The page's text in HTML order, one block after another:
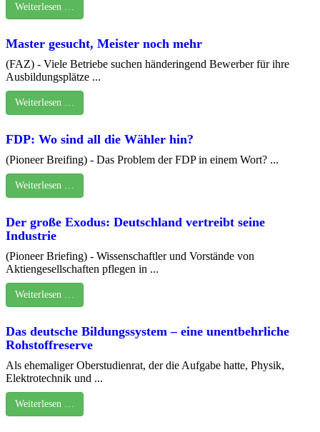
Weiterlesen …
Master gesucht, Meister noch mehr
(FAZ) - Viele Betriebe suchen händeringend Bewerber für ihre
Ausbildungsplätze ...
Weiterlesen …
FDP: Wo sind all die Wähler hin?
(Pioneer Breifing) - Das Problem der FDP in einem Wort? ...
Weiterlesen …
Der große Exodus: Deutschland vertreibt seine
Industrie
(Pioneer Briefing) - Wissenschaftler und Vorstände von
Aktiengesellschaften pflegen in ...
Weiterlesen …
Das deutsche Bildungssystem – eine unentbehrliche
Rohstoffreserve
Als ehemaliger Oberstudienrat, der die Aufgabe hatte, Physik,
Elektrotechnik und ...
Weiterlesen …